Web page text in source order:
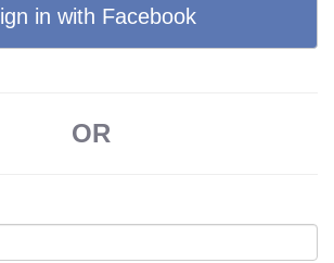
in with Facebook
OR